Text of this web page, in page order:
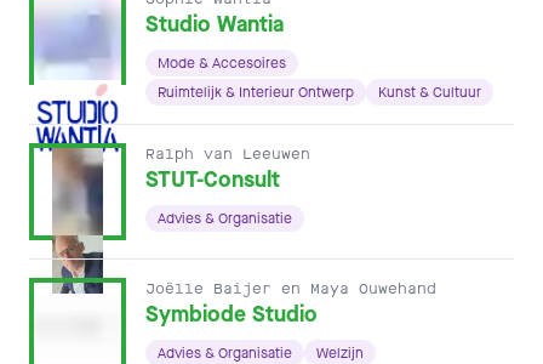
Studio Wantia
Mode & Accesoires
Ruimtelijk & Interieur Ontwerp
Kunst & Cultuur
Ralph van Leeuwen
STUT-Consult
Advies & Organisatie
Joëlle Baijer en Maya Ouwehand
Symbiode Studio
Advies & Organisatie
Welzijn